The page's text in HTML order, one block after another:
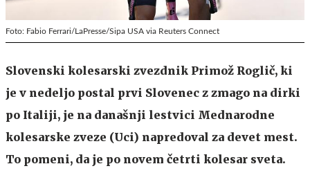
Foto: Fabio Ferrari/LaPresse/Sipa USA via Reuters Connect
Slovenski kolesarski zvezdnik Primož Roglič, ki
je v nedeljo postal prvi Slovenec z zmago na dirki
po Italiji, je na današnji lestvici Mednarodne
kolesarske zveze (Uci) napredoval za devet mest.
To pomeni, da je po novem četrti kolesar sveta.